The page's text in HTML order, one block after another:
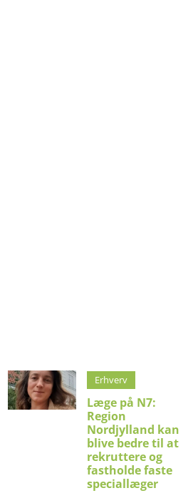
Erhverv
Læge på N7:
Region
Nordjylland kan
blive bedre til at
rekruttere og
fastholde faste
speciallæger